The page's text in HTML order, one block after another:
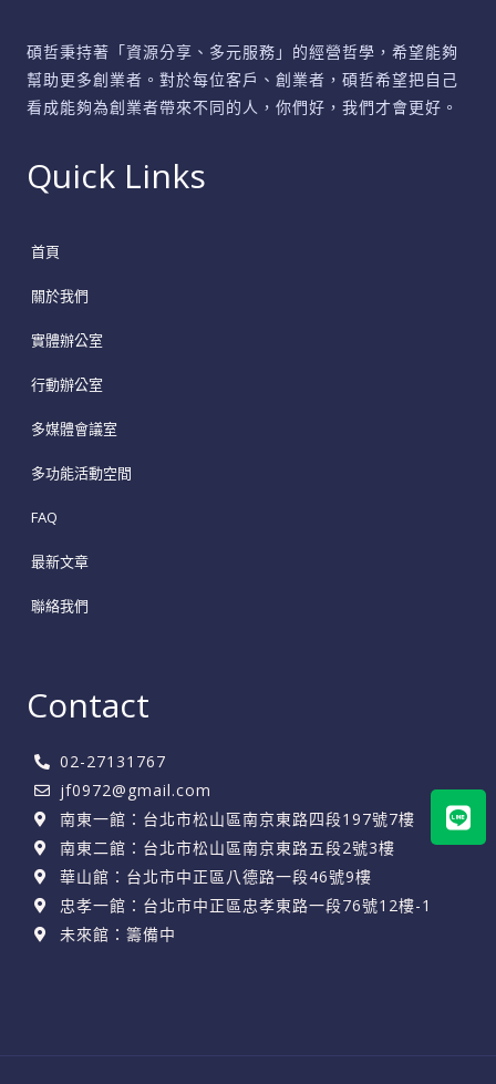
碩哲秉持著「資源分享、多元服務」的經營哲學，希望能夠
幫助更多創業者。對於每位客戶、創業者，碩哲希望把自己
看成能夠為創業者帶來不同的人，你們好，我們才會更好。
Quick Links
首頁
關於我們
實體辦公室
行動辦公室
多媒體會議室
多功能活動空間
FAQ
最新文章
聯絡我們
Contact
02-27131767
jf0972@gmail.com
南東一館：台北市松山區南京東路四段197號7樓
南東二館：台北市松山區南京東路五段2號3樓
華山館：台北市中正區八德路一段46號9樓
忠孝一館：台北市中正區忠孝東路一段76號12樓-1
未來館：籌備中